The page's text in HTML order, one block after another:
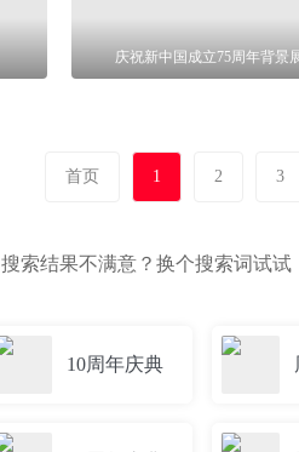
庆祝新中国成立75周年背景
首页 1 2 3
搜索结果不满意？换个搜索词试试
10周年庆典